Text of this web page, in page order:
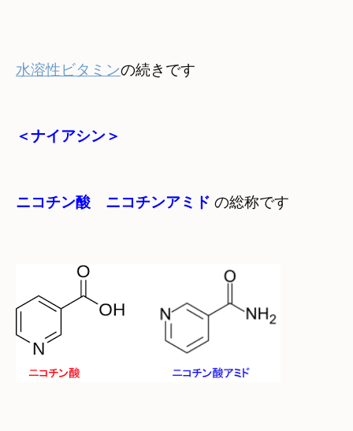
水溶性ビタミンの続きです
＜ナイアシン＞
ニコチン酸　ニコチンアミド の総称です